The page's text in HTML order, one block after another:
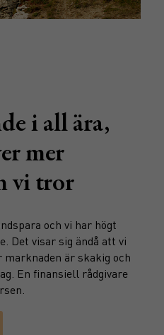
i all ära,
mer
vi tror
och vi har högt
Det visar sig ändå att vi
är skakig och
En finansiell rådgivare